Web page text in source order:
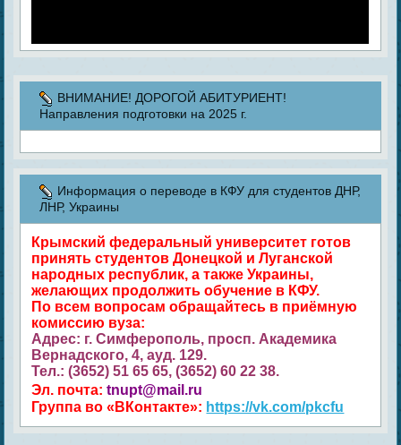
ВНИМАНИЕ! ДОРОГОЙ АБИТУРИЕНТ!
Направления подготовки на 2025 г.
Информация о переводе в КФУ для студентов ДНР,
ЛНР, Украины
Крымский федеральный университет готов
принять студентов Донецкой и Луганской
народных республик, а также Украины,
желающих продолжить обучение в КФУ.
По всем вопросам обращайтесь в приёмную
комиссию вуза:
Адрес: г. Симферополь, просп. Академика
Вернадского, 4, ауд. 129.
Тел.: (3652) 51 65 65, (3652) 60 22 38.
Эл. почта:tnupt@mail.ru
Группа во «ВКонтакте»: https://vk.com/pkcfu